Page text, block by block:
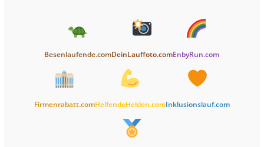
Besenlaufende.comDeinLauffoto.comEnbyRun.com
Firmenrabatt.comHelfendeHelden.comInklusionslauf.com